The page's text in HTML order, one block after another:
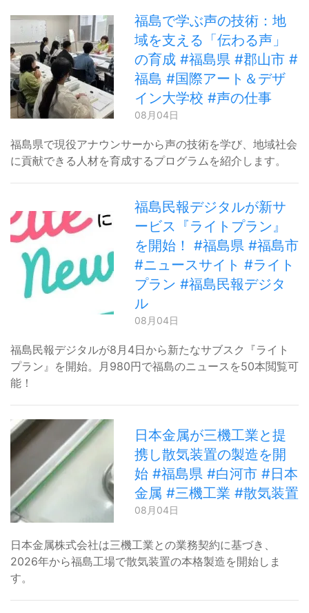
福島で学ぶ声の技術：地
域を支える「伝わる声」
の育成 #福島県 #郡山市 #
福島 #国際アート＆デザ
イン大学校 #声の仕事
08月04日
福島県で現役アナウンサーから声の技術を学び、地域社会
に貢献できる人材を育成するプログラムを紹介します。
福島民報デジタルが新サ
ービス『ライトプラン』
を開始！ #福島県 #福島市
#ニュースサイト #ライト
プラン #福島民報デジタ
ル
08月04日
福島民報デジタルが8月4日から新たなサブスク『ライト
プラン』を開始。月980円で福島のニュースを50本閲覧可
能！
日本金属が三機工業と提
携し散気装置の製造を開
始 #福島県 #白河市 #日本
金属 #三機工業 #散気装置
08月04日
日本金属株式会社は三機工業との業務契約に基づき、
2026年から福島工場で散気装置の本格製造を開始しま
す。